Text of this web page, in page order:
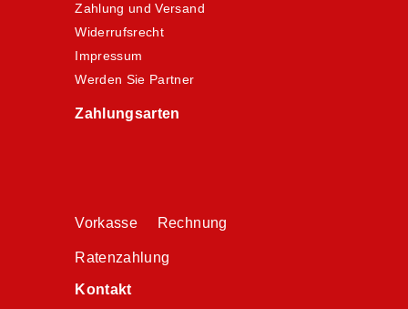
Zahlung und Versand
Widerrufsrecht
Impressum
Werden Sie Partner
Zahlungsarten
Vorkasse Rechnung
Ratenzahlung
Kontakt